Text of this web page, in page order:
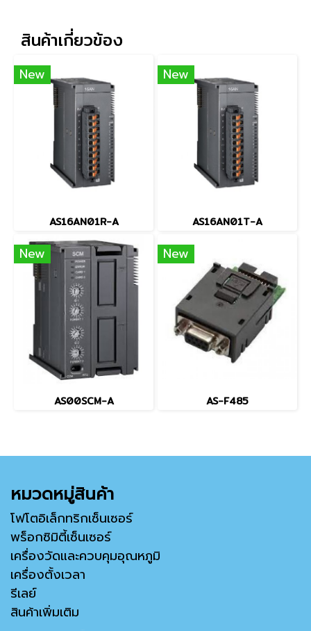
สินค้าเกี่ยวข้อง
New
AS16AN01R-A
New
AS16AN01T-A
New
AS00SCM-A
New
AS-F485
หมวดหมู่สินค้า
โฟโตอิเล็กทริกเซ็นเซอร์
พร็อกซิมิตี้เซ็นเซอร์
เครื่องวัดและควบคุมอุณหภูมิ
เครื่องตั้งเวลา
รีเลย์
สินค้าเพิ่มเติม